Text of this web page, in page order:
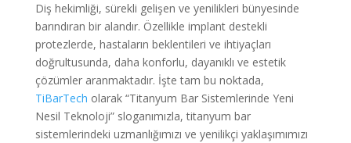
Diş hekimliği, sürekli gelişen ve yenilikleri bünyesinde
barındıran bir alandır. Özellikle implant destekli
protezlerde, hastaların beklentileri ve ihtiyaçları
doğrultusunda, daha konforlu, dayanıklı ve estetik
çözümler aranmaktadır. İşte tam bu noktada,
TiBarTech olarak “Titanyum Bar Sistemlerinde Yeni
Nesil Teknoloji” sloganımızla, titanyum bar
sistemlerindeki uzmanlığımızı ve yenilikçi yaklaşımımızı